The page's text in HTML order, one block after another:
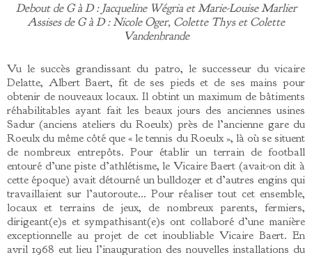
Debout de G à D : Jacqueline Wégria et Marie-Louise Marlier
Assises de G à D : Nicole Oger, Colette Thys et Colette
Vandenbrande
Vu le succès grandissant du patro, le successeur du vicaire
Delatte, Albert Baert, fit de ses pieds et de ses mains pour
obtenir de nouveaux locaux. Il obtint un maximum de bâtiments
réhabilitables ayant fait les beaux jours des anciennes usines
Sadur (anciens ateliers du Roeulx) près de l’ancienne gare du
Roeulx du même côté que « le tennis du Roeulx », là où se situent
de nombreux entrepôts. Pour établir un terrain de football
entouré d’une piste d’athlétisme, le Vicaire Baert (avait-on dit à
cette époque) avait détourné un bulldozer et d’autres engins qui
travaillaient sur l’autoroute… Pour réaliser tout cet ensemble,
locaux et terrains de jeux, de nombreux parents, fermiers,
dirigeant(e)s et sympathisant(e)s ont collaboré d’une manière
exceptionnelle au projet de cet inoubliable Vicaire Baert. En
avril 1968 eut lieu l’inauguration des nouvelles installations du